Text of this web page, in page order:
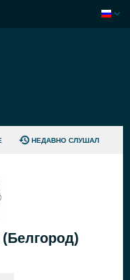
НЕДАВНО СЛУШАЛ